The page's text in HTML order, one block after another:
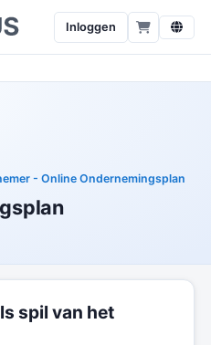
Inloggen
- Online Ondernemingsplan
spil van het